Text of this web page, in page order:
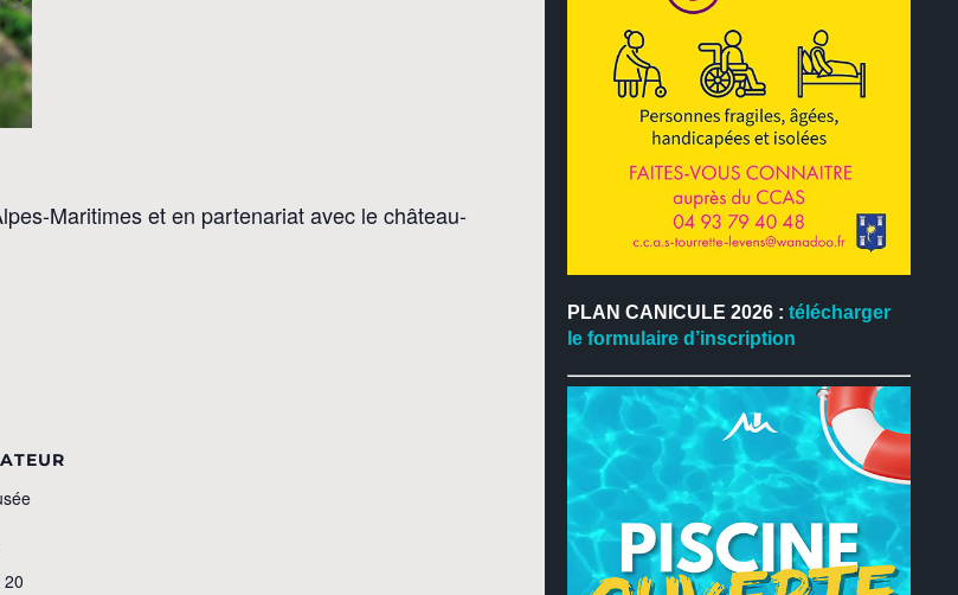
Maritimes et en partenariat avec le château-
PLAN CANICULE 2026 : télécharger
le formulaire d’inscription